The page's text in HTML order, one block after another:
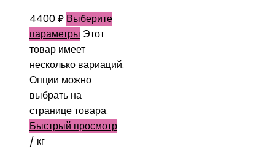
4400₽ Выберите
параметры Этот
товар имеет
несколько вариаций.
Опции можно
выбрать на
странице товара.
Быстрый просмотр
/ кг